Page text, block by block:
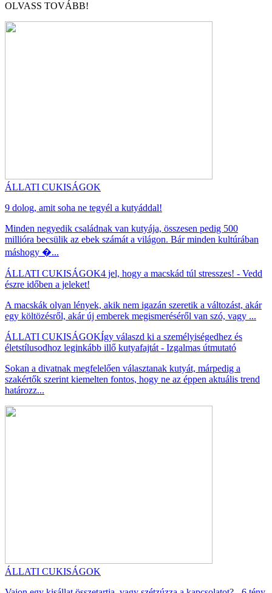
OLVASS TOVÁBB!
ÁLLATI CUKISÁGOK
9 dolog, amit soha ne tegyél a kutyáddal!
Minden negyedik családnak van kutyája, összesen pedig 500
millióra becsülik az ebek számát a világon. Bár minden kultúrában
máshogy �...
ÁLLATI CUKISÁGOK4 jel, hogy a macskád túl stresszes! - Vedd
észre időben a jeleket!
A macskák olyan lények, akik nem igazán szeretik a változást, akár
egy költözésről, akár új emberek megismeréséről van szó, vagy ...
ÁLLATI CUKISÁGOKÍgy válaszd ki a személyiségedhez és
életstílusodhoz leginkább illő kutyafajtát - Izgalmas útmutató
Sokan a divatnak megfelelően választanak kutyát, márpedig a
szakértők szerint kiemelten fontos, hogy ne az éppen aktuális trend
határozz...
ÁLLATI CUKISÁGOK